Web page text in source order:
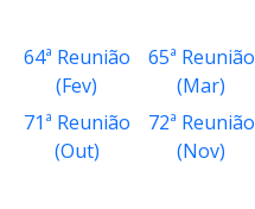
64ª Reunião
(Fev)
65ª Reunião
(Mar)
71ª Reunião
(Out)
72ª Reunião
(Nov)